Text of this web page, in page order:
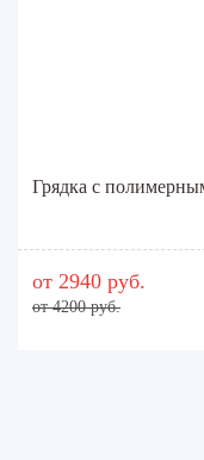
Грядка с
от 2940 руб.
от 4200 руб.